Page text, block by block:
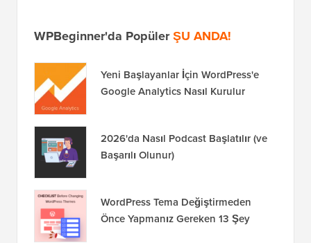
WPBeginner'da PopülerŞU ANDA!
Yeni Başlayanlar İçin WordPress'e
Google Analytics Nasıl Kurulur
2026'da Nasıl Podcast Başlatılır (ve
Başarılı Olunur)
WordPress Tema Değiştirmeden
Önce Yapmanız Gereken 13 Şey